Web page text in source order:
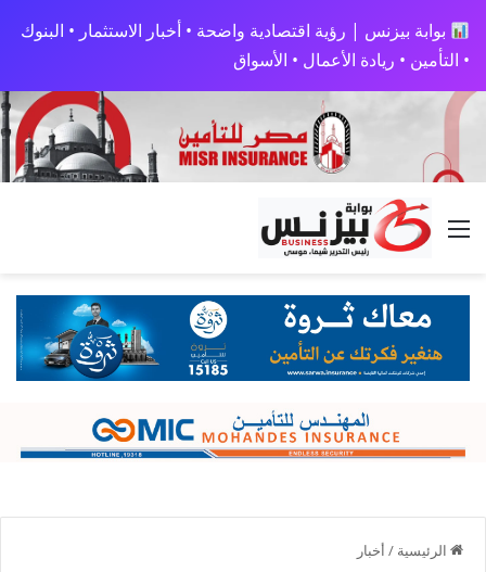
بوابة بيزنس | رؤية اقتصادية واضحة • أخبار الاستثمار • البنوك
• التأمين • ريادة الأعمال • الأسواق
القائمة
الرئيسية / أخبار